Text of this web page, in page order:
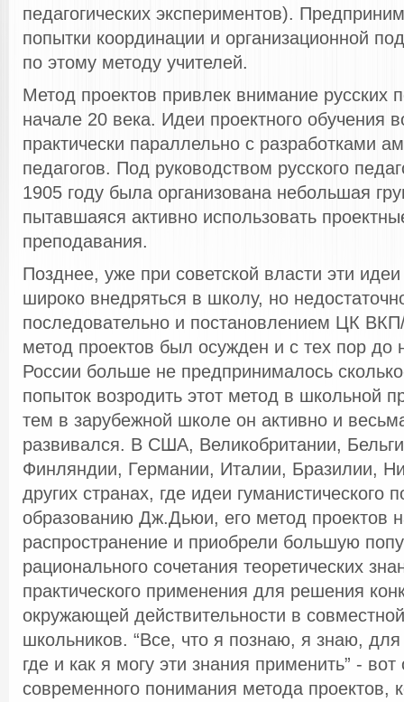
педагогических экспериментов).
попытки координации и организационной
по этому методу учителей.
Метод проектов привлек внимание русских
начале 20 века. Идеи проектного обучения
практически параллельно с разработками
педагогов. Под руководством русского
1905 году была организована небольшая
пытавшаяся активно использовать
преподавания.
Позднее, уже при советской власти эти
широко внедряться в школу, но
последовательно и постановлением ЦК
метод проектов был осужден и с тех пор до
России больше не предпринималось
попыток возродить этот метод в школьной
тем в зарубежной школе он активно и
развивался. В США, Великобритании,
Финляндии, Германии, Италии, Бразилии,
других странах, где идеи гуманистического
образованию Дж.Дьюи, его метод проектов
распространение и приобрели большую
рационального сочетания теоретических
практического применения для решения
окружающей действительности в
школьников. “Все, что я познаю, я знаю,
где и как я могу эти знания применить” - вот
современного понимания метода проектов,